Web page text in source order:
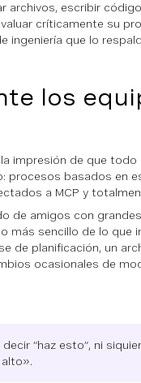
archivos, escribir
críticamente su
ingeniería que lo
los
impresión de que todo
procesos basados en
a MCP y
de amigos con
más sencillo de lo que
de planificación, un
ocasionales de
“haz esto”, ni